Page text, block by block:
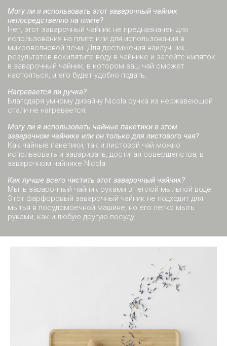
Могу ли я использовать этот заварочный чайник
непосредственно на плите?
Нет, этот заварочный чайник не предназначен для
использования на плите или для использования в
микроволновой печи. Для достижения наилучших
результатов вскипятите воду в чайнике и залейте кипяток
в заварочный чайник, в котором ваш чай сможет
настояться, и его будет удобно подать.
Нагревается ли ручка?
Благодаря умному дизайну Nicola ручка из нержавеющей
стали не нагревается.
Могу ли я использовать чайные пакетики в этом
заварочном чайнике или он только для листового чая?
Как чайные пакетики, так и листовой чай можно
использовать и заваривать, достигая совершенства, в
заварочном чайнике Nicola.
Как лучше всего чистить этот заварочный чайник?
Мыть заварочный чайник руками в теплой мыльной воде.
Этот фарфоровый заварочный чайник не подходит для
мытья в посудомоечной машине, но его легко мыть
руками, как и любую другую посуду.